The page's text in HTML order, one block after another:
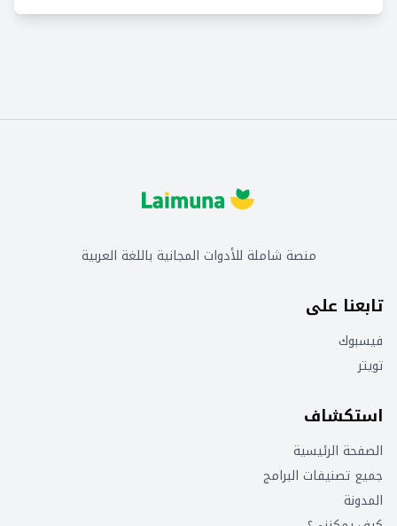
منصة شاملة للأدوات المجانية باللغة العربية
تابعنا على
فيسبوك
تويتر
استكشاف
الصفحة الرئيسية
جميع تصنيفات البرامج
المدونة